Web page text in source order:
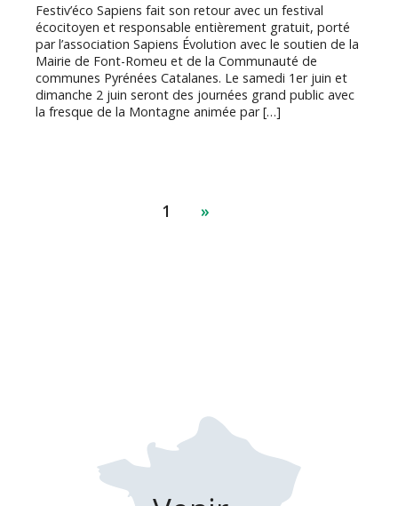
Festiv’éco Sapiens fait son retour avec un festival
écocitoyen et responsable entièrement gratuit, porté
par l’association Sapiens Évolution avec le soutien de la
Mairie de Font-Romeu et de la Communauté de
communes Pyrénées Catalanes. Le samedi 1er juin et
dimanche 2 juin seront des journées grand public avec
la fresque de la Montagne animée par […]
1 »